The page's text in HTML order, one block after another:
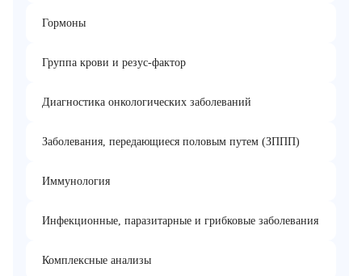
Гормоны
Группа крови и резус-фактор
Диагностика онкологических заболеваний
Заболевания, передающиеся половым путем (ЗППП)
Иммунология
Инфекционные, паразитарные и грибковые заболевания
Комплексные анализы